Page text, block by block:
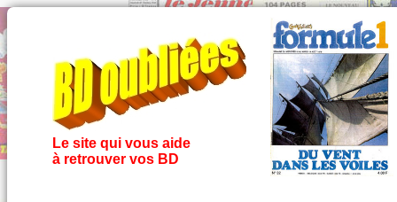
Le site qui vous aide
à retrouver vos BD